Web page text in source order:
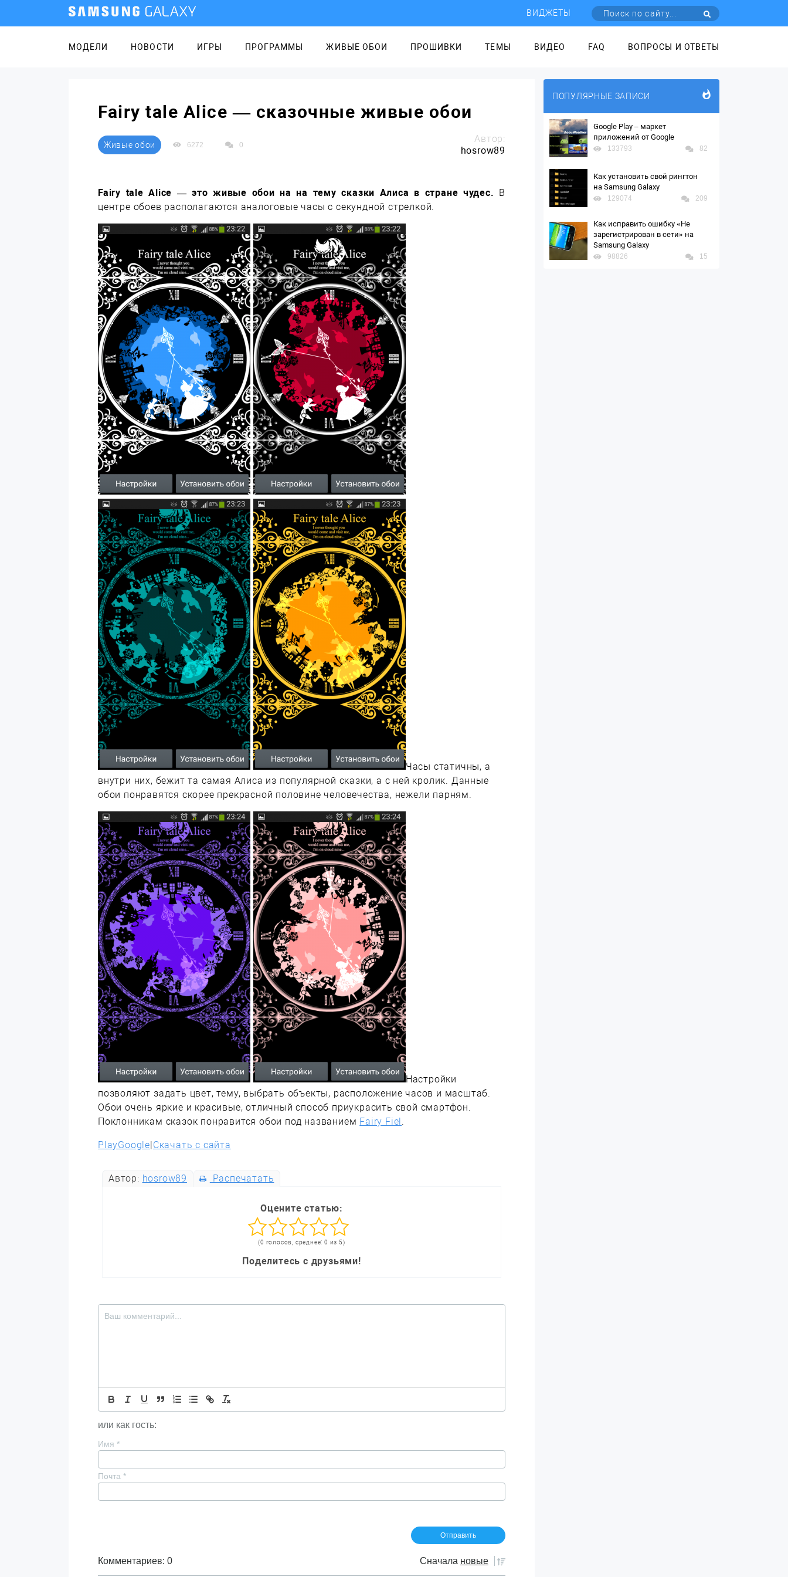
ВИДЖЕТЫ
МОДЕЛИ НОВОСТИ ИГРЫ ПРОГРАММЫ ЖИВЫЕ ОБОИ ПРОШИВКИ ТЕМЫ ВИДЕО FAQ ВОПРОСЫ И ОТВЕТЫ
Fairy tale Alice — сказочные живые обои
Живые обои 6272 0
Автор:
hosrow89
Fairy tale Alice — это живые обои на на тему сказки Алиса в стране чудес. В
центре обоев располагаются аналоговые часы с секундной стрелкой.
Часы статичны, а
внутри них, бежит та самая Алиса из популярной сказки, а с ней кролик. Данные
обои понравятся скорее прекрасной половине человечества, нежели парням.
Настройки
позволяют задать цвет, тему, выбрать объекты, расположение часов и масштаб.
Обои очень яркие и красивые, отличный способ приукрасить свой смартфон.
Поклонникам сказок понравится обои под названием Fairy Fiel.
PlayGoogle|Скачать с сайта
Автор: hosrow89 Распечатать
Оцените статью:
(0 голосов, среднее: 0 из 5)
Поделитесь с друзьями!
или как гость:
Имя *
Почта *
Комментариев: 0 Сначала новые
ПОПУЛЯРНЫЕ ЗАПИСИ
Google Play – маркет
приложений от Google
133793 82
Как установить свой рингтон
на Samsung Galaxy
129074 209
Как исправить ошибку «Не
зарегистрирован в сети» на
Samsung Galaxy
98826 15